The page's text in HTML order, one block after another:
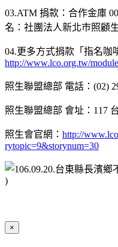
03.ATM 捐款：合作金庫
名：社團法人新北巿照顧
04.更多方式捐款「指名咖
http://www.lco.org.tw/
照生聯盟總部 電話：(02)
照生聯盟總部 會址：117
照生會官網： http://
rytopic=9&storynum=30
×